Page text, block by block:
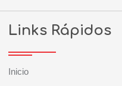
Links Rápidos
Inicio